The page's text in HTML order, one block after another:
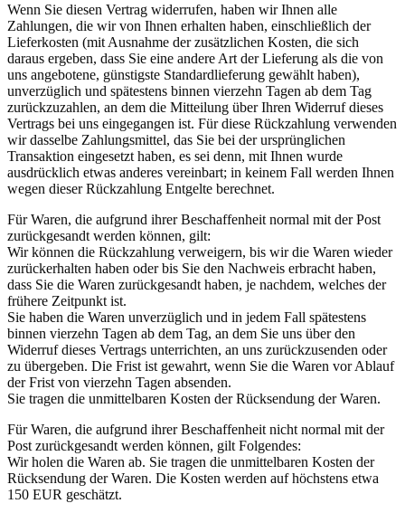
Wenn Sie diesen Vertrag widerrufen, haben wir Ihnen alle
Zahlungen, die wir von Ihnen erhalten haben, einschließlich der
Lieferkosten (mit Ausnahme der zusätzlichen Kosten, die sich
daraus ergeben, dass Sie eine andere Art der Lieferung als die von
uns angebotene, günstigste Standardlieferung gewählt haben),
unverzüglich und spätestens binnen vierzehn Tagen ab dem Tag
zurückzuzahlen, an dem die Mitteilung über Ihren Widerruf dieses
Vertrags bei uns eingegangen ist. Für diese Rückzahlung verwenden
wir dasselbe Zahlungsmittel, das Sie bei der ursprünglichen
Transaktion eingesetzt haben, es sei denn, mit Ihnen wurde
ausdrücklich etwas anderes vereinbart; in keinem Fall werden Ihnen
wegen dieser Rückzahlung Entgelte berechnet.
Für Waren, die aufgrund ihrer Beschaffenheit normal mit der Post
zurückgesandt werden können, gilt:
Wir können die Rückzahlung verweigern, bis wir die Waren wieder
zurückerhalten haben oder bis Sie den Nachweis erbracht haben,
dass Sie die Waren zurückgesandt haben, je nachdem, welches der
frühere Zeitpunkt ist.
Sie haben die Waren unverzüglich und in jedem Fall spätestens
binnen vierzehn Tagen ab dem Tag, an dem Sie uns über den
Widerruf dieses Vertrags unterrichten, an uns zurückzusenden oder
zu übergeben. Die Frist ist gewahrt, wenn Sie die Waren vor Ablauf
der Frist von vierzehn Tagen absenden.
Sie tragen die unmittelbaren Kosten der Rücksendung der Waren.
Für Waren, die aufgrund ihrer Beschaffenheit nicht normal mit der
Post zurückgesandt werden können, gilt Folgendes:
Wir holen die Waren ab. Sie tragen die unmittelbaren Kosten der
Rücksendung der Waren. Die Kosten werden auf höchstens etwa
150 EUR geschätzt.